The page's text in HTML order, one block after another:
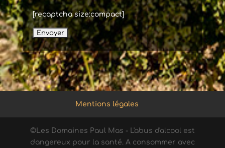
[recaptcha size:compact]
Mentions légales
©Les Domaines Paul Mas - L'abus d'alcool est
dangereux pour la santé. A consommer avec